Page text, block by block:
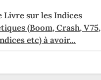
Livre sur les Indices
(Boom, Crash, V75,
etc) à avoir...